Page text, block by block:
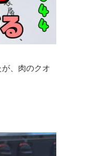
、肉のクオ